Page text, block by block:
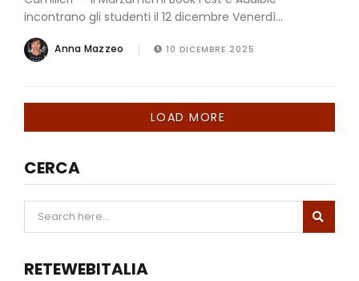
incontrano gli studenti il 12 dicembre Venerdì...
Anna Mazzeo 10 DICEMBRE 2025
LOAD MORE
CERCA
RETEWEBITALIA